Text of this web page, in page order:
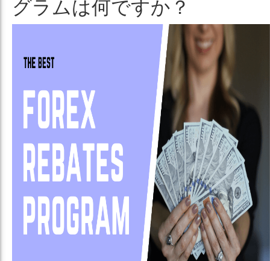
グラムは何ですか？